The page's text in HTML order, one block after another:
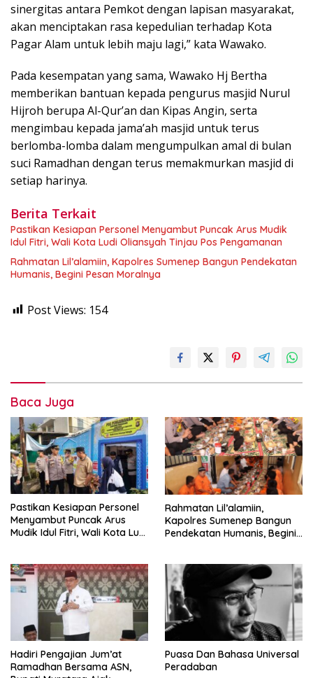
sinergitas antara Pemkot dengan lapisan masyarakat,
akan menciptakan rasa kepedulian terhadap Kota
Pagar Alam untuk lebih maju lagi,” kata Wawako.
Pada kesempatan yang sama, Wawako Hj Bertha
memberikan bantuan kepada pengurus masjid Nurul
Hijroh berupa Al-Qur’an dan Kipas Angin, serta
mengimbau kepada jama’ah masjid untuk terus
berlomba-lomba dalam mengumpulkan amal di bulan
suci Ramadhan dengan terus memakmurkan masjid di
setiap harinya.
Berita Terkait
Pastikan Kesiapan Personel Menyambut Puncak Arus Mudik
Idul Fitri, Wali Kota Ludi Oliansyah Tinjau Pos Pengamanan
Rahmatan Lil’alamiin, Kapolres Sumenep Bangun Pendekatan
Humanis, Begini Pesan Moralnya
Post Views: 154
Baca Juga
Pastikan Kesiapan Personel
Menyambut Puncak Arus
Mudik Idul Fitri, Wali Kota Ludi
Rahmatan Lil’alamiin,
Kapolres Sumenep Bangun
Pendekatan Humanis, Begini
Hadiri Pengajian Jum’at
Ramadhan Bersama ASN,
Puasa Dan Bahasa Universal
Peradaban